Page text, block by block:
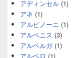
アディンセル (1)
アネ (1)
アルビノーニ (1)
アルベニス (3)
アルベルガ(1)
アルベロ (1)